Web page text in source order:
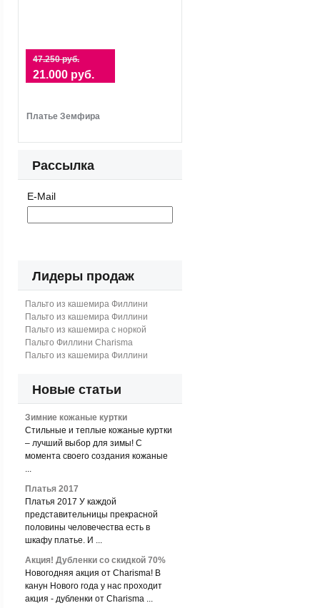
47.250 руб.
21.000 руб.
Платье Земфира
Рассылка
E-Mail
Лидеры продаж
Пальто из кашемира Филлини
Пальто из кашемира Филлини
Пальто из кашемира с норкой
Пальто Филлини Charisma
Пальто из кашемира Филлини
Новые статьи
Зимние кожаные куртки
Стильные и теплые кожаные куртки
– лучший выбор для зимы! С
момента своего создания кожаные
...
Платья 2017
Платья 2017 У каждой
представительницы прекрасной
половины человечества есть в
шкафу платье. И ...
Акция! Дубленки со скидкой 70%
Новогодняя акция от Charisma! В
канун Нового года у нас проходит
акция - дубленки от Charisma ...